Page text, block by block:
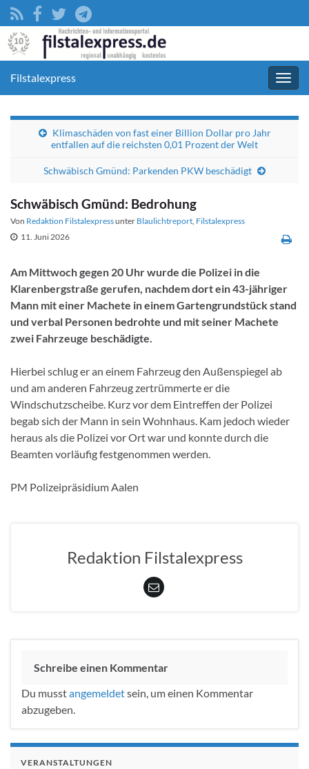
Filstalexpress
Klimaschäden von fast einer Billion Dollar pro Jahr
entfallen auf die reichsten 0,01 Prozent der Welt
Schwäbisch Gmünd: Parkenden PKW beschädigt
Schwäbisch Gmünd: Bedrohung
Von Redaktion Filstalexpressunter Blaulichtreport, Filstalexpress
11. Juni 2026
Am Mittwoch gegen 20 Uhr wurde die Polizei in die
Klarenbergstraße gerufen, nachdem dort ein 43-jähriger
Mann mit einer Machete in einem Gartengrundstück stand
und verbal Personen bedrohte und mit seiner Machete
zwei Fahrzeuge beschädigte.
Hierbei schlug er an einem Fahrzeug den Außenspiegel ab
und am anderen Fahrzeug zertrümmerte er die
Windschutzscheibe. Kurz vor dem Eintreffen der Polizei
begab sich der Mann in sein Wohnhaus. Kam jedoch wieder
heraus als die Polizei vor Ort war und konnte durch die
Beamten vorläufig festgenommen werden.
PM Polizeipräsidium Aalen
Redaktion Filstalexpress
Schreibe einen Kommentar
Du musstangemeldetsein, um einen Kommentar
abzugeben.
VERANSTALTUNGEN